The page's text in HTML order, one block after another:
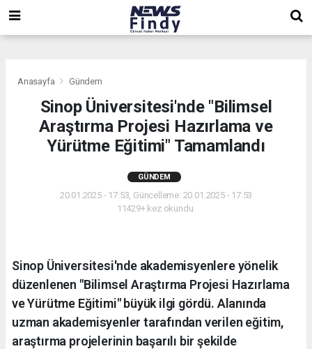
Anasayfa Gündem
Sinop Üniversitesi'nde "Bilimsel
Araştırma Projesi Hazırlama ve
Yürütme Eğitimi" Tamamlandı
GÜNDEM
20.01.2025 - 17:53, Güncelleme: 20.01.2025 - 17:53
11429+ kez okundu.
Sinop Üniversitesi'nde akademisyenlere yönelik
düzenlenen "Bilimsel Araştırma Projesi Hazırlama
ve Yürütme Eğitimi" büyük ilgi gördü. Alanında
uzman akademisyenler tarafından verilen eğitim,
araştırma projelerinin başarılı bir şekilde